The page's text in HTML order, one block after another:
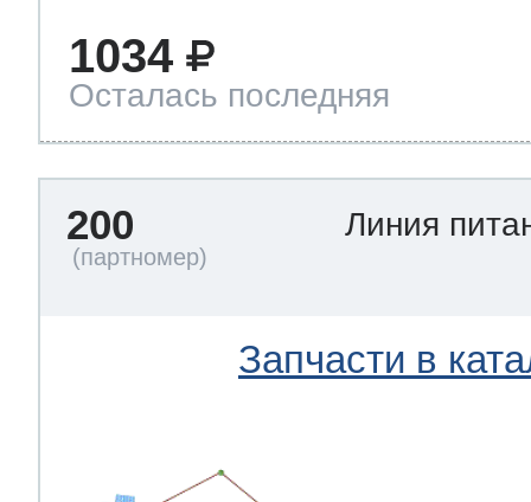
1034
Осталась последняя
200 Линия
Запчасти в